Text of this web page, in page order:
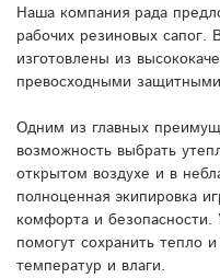
Наша компания рада
рабочих резиновых
изготовлены из
превосходными
Одним из главных
возможность выбрать
открытом воздухе и в
полноценная экипировка
комфорта и
помогут сохранить тепло
температур и влаги.